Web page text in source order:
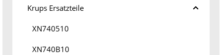
Krups Ersatzteile
XN740510
XN740B10